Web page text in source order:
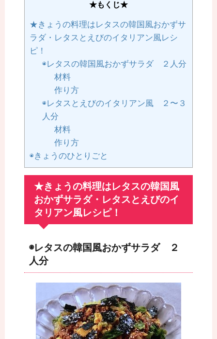
★もくじ★
★きょうの料理はレタスの韓国風おかずサ
ラダ・レタスとえびのイタリアン風レシ
ピ！
◉レタスの韓国風おかずサラダ ２人分
材料
作り方
◉レタスとえびのイタリアン風 ２〜３
人分
材料
作り方
◉きょうのひとりごと
★きょうの料理はレタスの韓国風
おかずサラダ・レタスとえびのイ
タリアン風レシピ！
◉レタスの韓国風おかずサラダ ２
人分